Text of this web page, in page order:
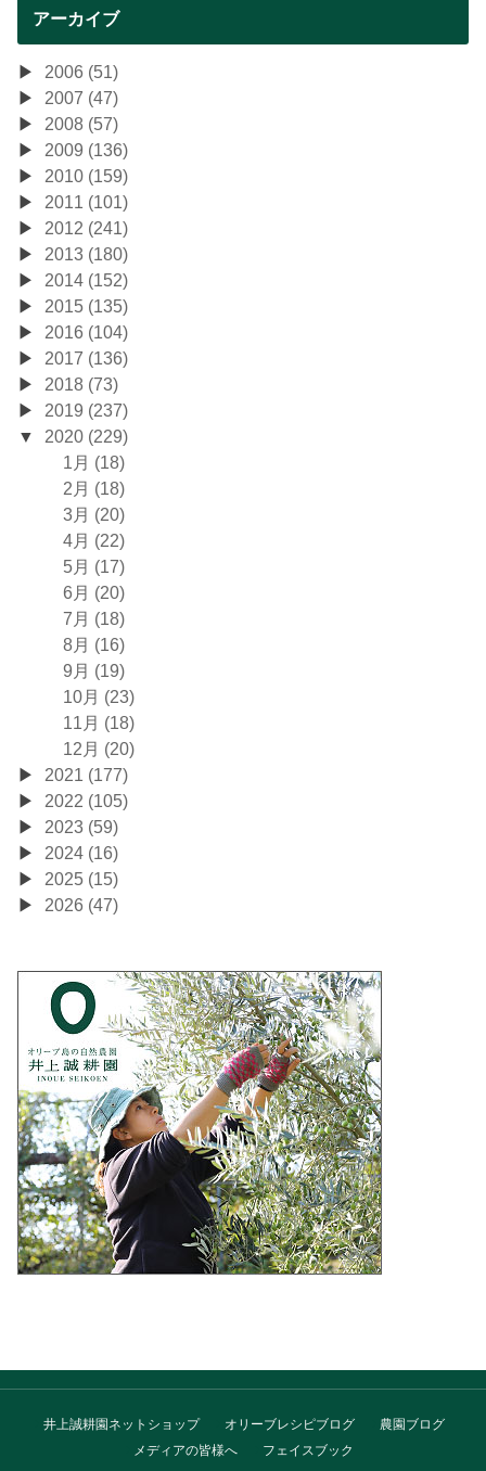
アーカイブ
2006 (51)
2007 (47)
2008 (57)
2009 (136)
2010 (159)
2011 (101)
2012 (241)
2013 (180)
2014 (152)
2015 (135)
2016 (104)
2017 (136)
2018 (73)
2019 (237)
2020 (229)
1月 (18)
2月 (18)
3月 (20)
4月 (22)
5月 (17)
6月 (20)
7月 (18)
8月 (16)
9月 (19)
10月 (23)
11月 (18)
12月 (20)
2021 (177)
2022 (105)
2023 (59)
2024 (16)
2025 (15)
2026 (47)
井上誠耕園ネットショップ オリーブレシピブログ
農園ブログ
メディアの皆様へ
フェイスブック